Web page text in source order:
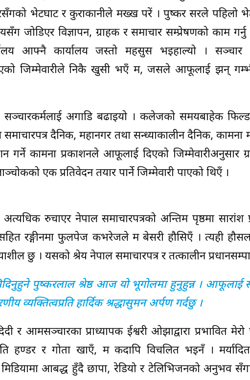
भेटघाट र कुराकानीले मख्ख परें । पुष्कर सरले पहिलो
जोडिएर विज्ञापन, ग्राहक र समाचार सम्प्रेषणको काम
आफ्नै कार्यालय जस्तो महसुस भइहाल्यो ।
जिम्मेवारीले निकै खुसी भएँ म, जसले आफूलाई झन्
सञ्चारकर्मलाई अगाडि बढाइयो । कलेजको समयबाहेक
समाचारपत्र दैनिक, महानगर तथा सन्ध्याकालीन दैनिक,
गर्ने कामना प्रकाशनले आफूलाई दिएको जिम्मेवारीअनुसार
एक प्रतिवेदन तयार पार्ने जिम्मेवारी पाएको थिएँ ।
रुचाएर नेपाल समाचारपत्रको अन्तिम पृष्ठमा सारांश
रङ्गीनमा फुलपेज कभरेजले म बेसरी हौसिएँ । त्यही
छु । यसको श्रेय नेपाल समाचारपत्र र तत्कालीन
पुष्करलाल श्रेष्ठ आज यो भूगोलमा हुनुहुन्न । आफूलाई
व्यक्तित्वप्रति हार्दिक श्रद्धासुमन अर्पण गर्दछु ।
र आमसञ्चारका प्राध्यापक ईश्वरी ओझाद्वारा प्रभावित मेरो
र गोता खाएँ, म कदापि विचलित भइनँ । मर्यादित
मिडियामा आबद्ध हुँदै छापा, रेडियो र टेलिभिजनको अनुभव